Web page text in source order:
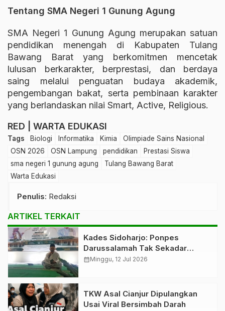
Tentang SMA Negeri 1 Gunung Agung
SMA Negeri 1 Gunung Agung merupakan satuan
pendidikan menengah di Kabupaten Tulang
Bawang Barat yang berkomitmen mencetak
lulusan berkarakter, berprestasi, dan berdaya
saing melalui penguatan budaya akademik,
pengembangan bakat, serta pembinaan karakter
yang berlandaskan nilai Smart, Active, Religious.
RED | WARTA EDUKASI
Tags Biologi Informatika Kimia
Olimpiade Sains Nasional
OSN 2026
OSN Lampung pendidikan
Prestasi Siswa
sma negeri 1 gunung agung
Tulang Bawang Barat
Warta Edukasi
Penulis: Redaksi
ARTIKEL TERKAIT
Kades Sidoharjo: Ponpes
Darussalamah Tak Sekadar
Pesantren, tetapi Cahaya Desa
calendar_monthMinggu, 12 Jul 2026
TKW Asal Cianjur Dipulangkan
Usai Viral Bersimbah Darah